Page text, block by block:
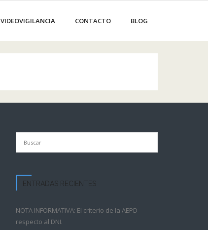
VIDEOVIGILANCIA CONTACTO BLOG
ENTRADAS RECIENTES
NOTA INFORMATIVA: El criterio de la AEPD
respecto al DNI.